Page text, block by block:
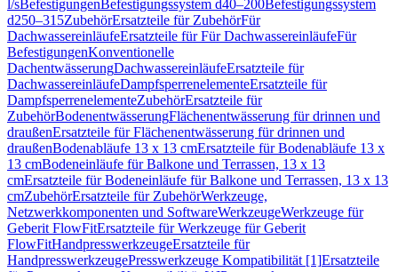
l/sBefestigungenBefestigungssystem d40–200Befestigungssystem
d250–315ZubehörErsatzteile für ZubehörFür
DachwassereinläufeErsatzteile für Für DachwassereinläufeFür
BefestigungenKonventionelle
DachentwässerungDachwassereinläufeErsatzteile für
DachwassereinläufeDampfsperrenelementeErsatzteile für
DampfsperrenelementeZubehörErsatzteile für
ZubehörBodenentwässerungFlächenentwässerung für drinnen und
draußenErsatzteile für Flächenentwässerung für drinnen und
draußenBodenabläufe 13 x 13 cmErsatzteile für Bodenabläufe 13 x
13 cmBodeneinläufe für Balkone und Terrassen, 13 x 13
cmErsatzteile für Bodeneinläufe für Balkone und Terrassen, 13 x 13
cmZubehörErsatzteile für ZubehörWerkzeuge,
Netzwerkkomponenten und SoftwareWerkzeugeWerkzeuge für
Geberit FlowFitErsatzteile für Werkzeuge für Geberit
FlowFitHandpresswerkzeugeErsatzteile für
HandpresswerkzeugePresswerkzeuge Kompatibilität [1]Ersatzteile